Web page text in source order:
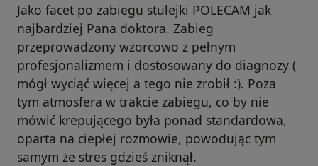
Jako facet po zabiegu stulejki POLECAM jak
najbardziej Pana doktora. Zabieg
przeprowadzony wzorcowo z pełnym
profesjonalizmem i dostosowany do diagnozy (
mógł wyciąć więcej a tego nie zrobił :). Poza
tym atmosfera w trakcie zabiegu, co by nie
mówić krepującego była ponad standardowa,
oparta na ciepłej rozmowie, powodując tym
samym że stres gdzieś zniknął.